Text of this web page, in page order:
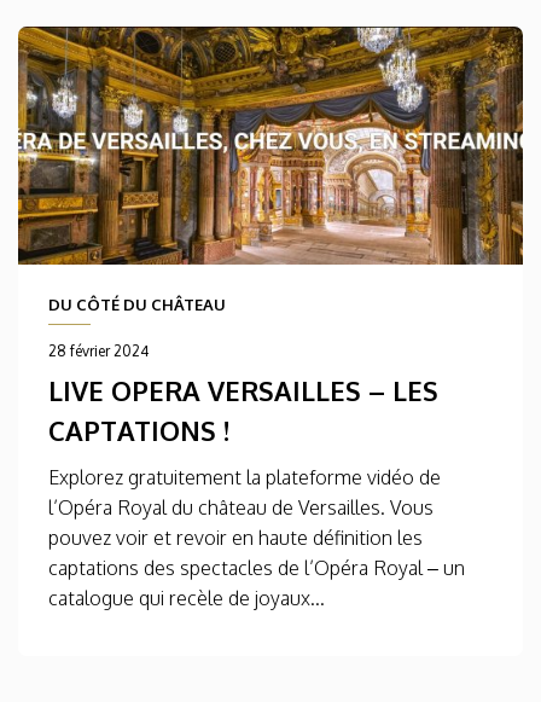
DU CÔTÉ DU CHÂTEAU
28 février 2024
LIVE OPERA VERSAILLES – LES
CAPTATIONS !
Explorez gratuitement la plateforme vidéo de
l’Opéra Royal du château de Versailles. Vous
pouvez voir et revoir en haute définition les
captations des spectacles de l’Opéra Royal – un
catalogue qui recèle de joyaux...